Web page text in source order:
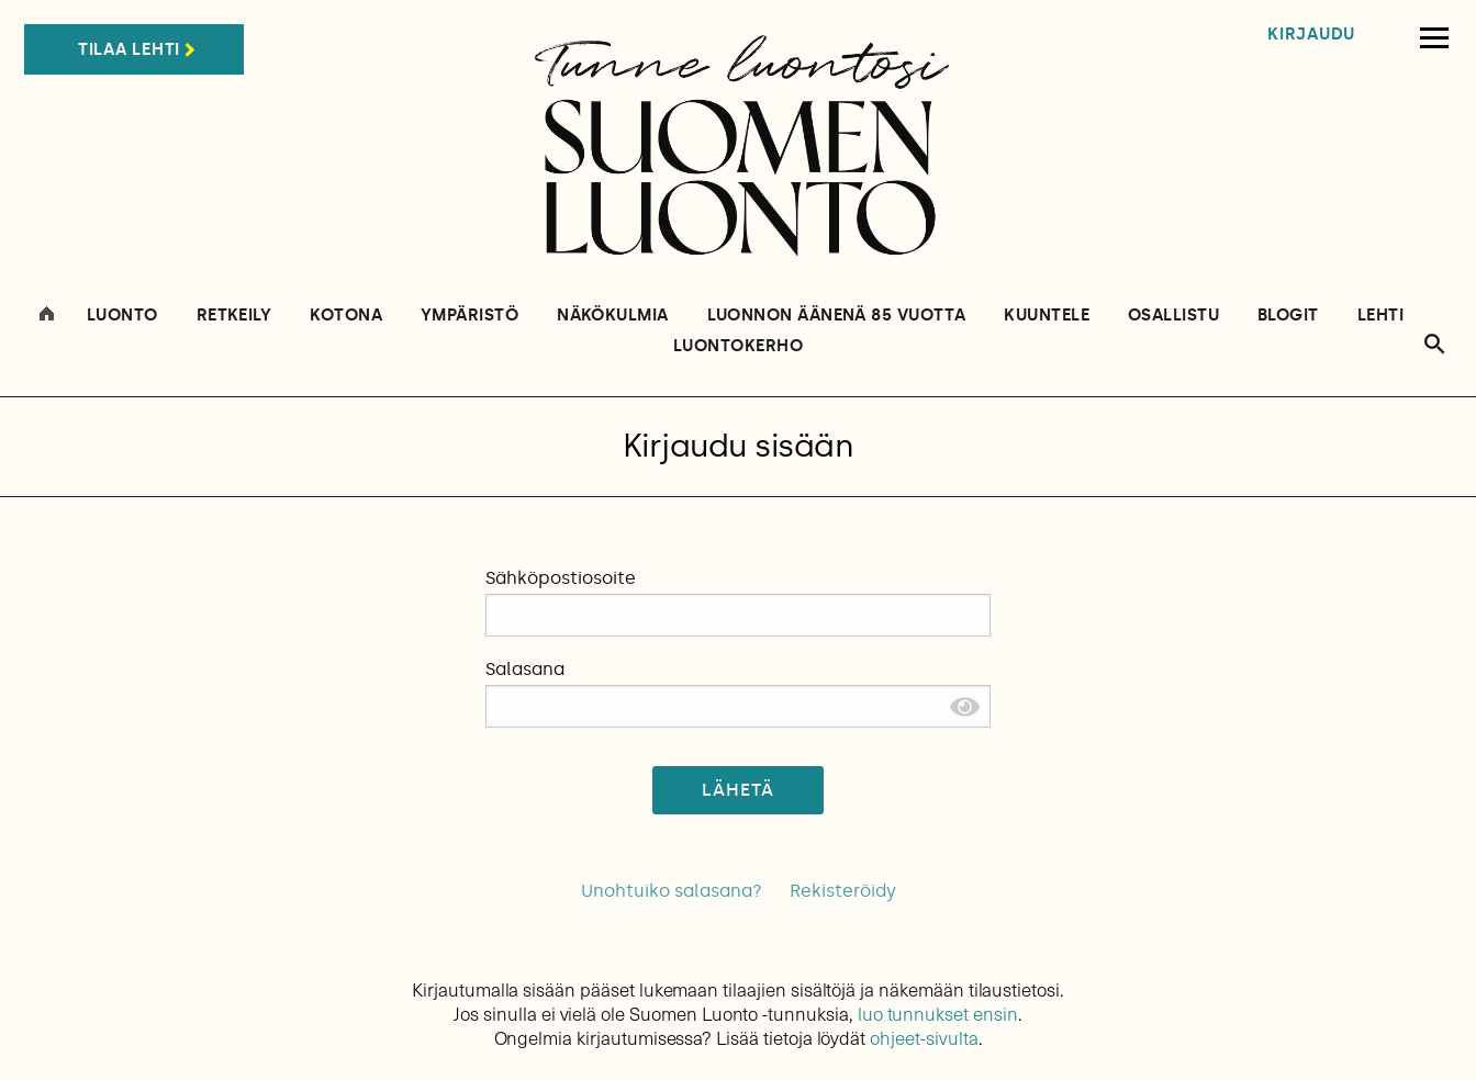
TILAA LEHTI
KIRJAUDU
LUONTO RETKEILY KOTONA YMPÄRISTÖ NÄKÖKULMIA LUONNON ÄÄNENÄ 85 VUOTTA KUUNTELE OSALLISTU BLOGIT
LEHTI
LUONTOKERHO
Kirjaudu sisään
Sähköpostiosoite
Salasana
LÄHETÄ
Unohtuiko salasana? Rekisteröidy
Kirjautumalla sisään pääset lukemaan tilaajien sisältöjä ja näkemään tilaustietosi.
Jos sinulla ei vielä ole Suomen Luonto -tunnuksia, luo tunnukset ensin.
Ongelmia kirjautumisessa? Lisää tietoja löydätohjeet-sivulta.